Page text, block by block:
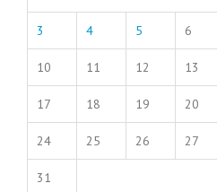
3 4 5 6
10 11 12 13
17 18 19 20
24 25 26 27
31